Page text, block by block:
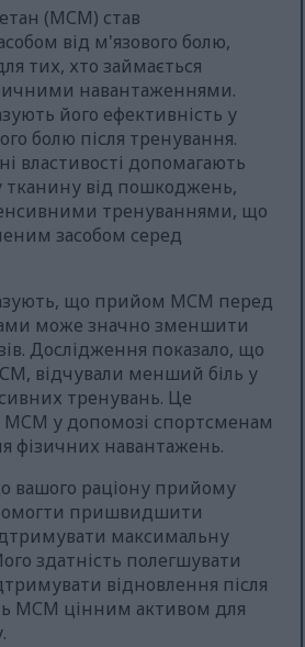
(МСМ) став
від м'язового болю,
тих, хто займається
навантаженнями.
його ефективність у
болю після тренування.
властивості допомагають
тканину від пошкоджень,
тренуваннями, що
засобом серед
що прийом МСМ перед
може значно зменшити
Дослідження показало, що
відчували менший біль у
тренувань. Це
МСМ у допомозі спортсменам
фізичних навантажень.
вашого раціону прийому
пришвидшити
максимальну
здатність полегшувати
відновлення після
МСМ цінним активом для